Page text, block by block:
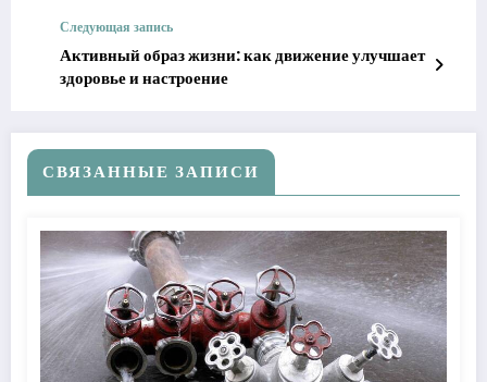
Следующая запись
Активный образ жизни: как движение улучшает
здоровье и настроение
СВЯЗАННЫЕ ЗАПИСИ